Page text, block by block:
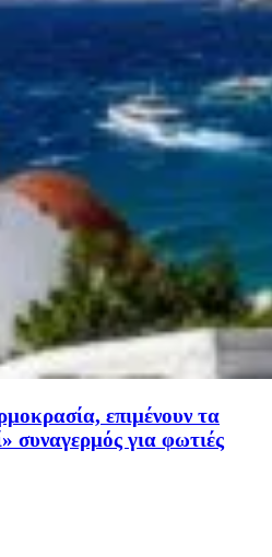
επιμένουν τα
συναγερμός για φωτιές